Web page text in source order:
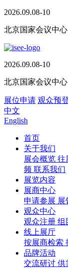
2026.09.08-10
北京国家会议中
2026.09.08-10
北京国家会议中
展位申请 观众预
中文
English
首页
关于我们
展会概览 往
频 联系我们
展览内容
展商中心
申请参展 展
观众中心
观众注册 组
线上展厅
按展商检索
品牌活动
交流研讨 供